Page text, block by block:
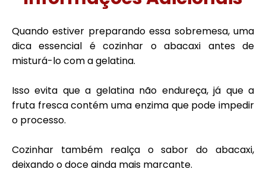
Quando estiver preparando essa sobremesa, uma
dica essencial é cozinhar o abacaxi antes de
misturá-lo com a gelatina.
Isso evita que a gelatina não endureça, já que a
fruta fresca contém uma enzima que pode impedir
o processo.
Cozinhar também realça o sabor do abacaxi,
deixando o doce ainda mais marcante.